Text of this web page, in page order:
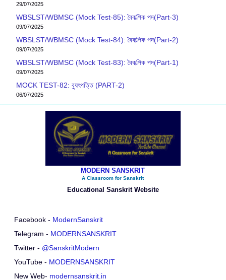
29/07/2025
WBSLST/WBMSC (Mock Test-85): বৈকল্পিক পদ(Part-3)
09/07/2025
WBSLST/WBMSC (Mock Test-84): বৈকল্পিক পদ(Part-2)
09/07/2025
WBSLST/WBMSC (Mock Test-83): বৈকল্পিক পদ(Part-1)
09/07/2025
MOCK TEST-82: ব‍্যুৎপত্তি (PART-2)
06/07/2025
MODERN SANSKRIT
A Classroom for Sanskrit
Educational Sanskrit Website
Facebook - ModernSanskrit
Telegram - MODERNSANSKRIT
Twitter - @SanskritModern
YouTube - MODERNSANSKRIT
New Web- modernsanskrit.in